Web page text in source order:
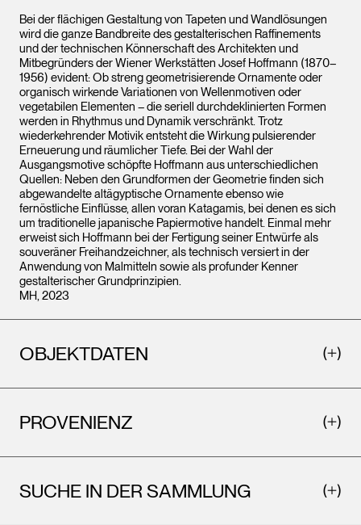
Bei der flächigen Gestaltung von Tapeten und Wandlösungen
wird die ganze Bandbreite des gestalterischen Raffinements
und der technischen Könnerschaft des Architekten und
Mitbegründers der Wiener Werkstätten Josef Hoffmann (1870–
1956) evident: Ob streng geometrisierende Ornamente oder
organisch wirkende Variationen von Wellenmotiven oder
vegetabilen Elementen – die seriell durchdeklinierten Formen
werden in Rhythmus und Dynamik verschränkt. Trotz
wiederkehrender Motivik entsteht die Wirkung pulsierender
Erneuerung und räumlicher Tiefe. Bei der Wahl der
Ausgangsmotive schöpfte Hoffmann aus unterschiedlichen
Quellen: Neben den Grundformen der Geometrie finden sich
abgewandelte altägyptische Ornamente ebenso wie
fernöstliche Einflüsse, allen voran Katagamis, bei denen es sich
um traditionelle japanische Papiermotive handelt. Einmal mehr
erweist sich Hoffmann bei der Fertigung seiner Entwürfe als
souveräner Freihandzeichner, als technisch versiert in der
Anwendung von Malmitteln sowie als profunder Kenner
gestalterischer Grundprinzipien.
MH, 2023
OBJEKTDATEN
PROVENIENZ
SUCHE IN DER SAMMLUNG